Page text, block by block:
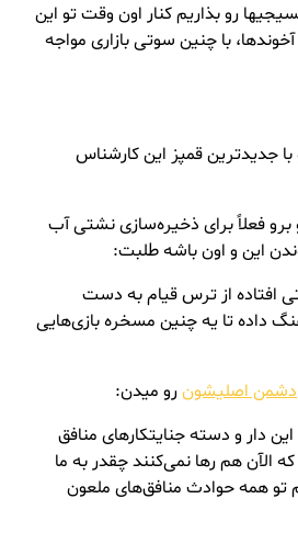
رو بذاریم کنار اون وقت تو این
با چنین سوتی بازاری مواجه
جدیدترین قمپز این کارشناس
فعلاً برای ذخیره‌سازی نشتی آب
این و اون باشه طلبت:
افتاده از ترس قیام به دست
داده تا یه چنین مسخره بازی‌هایی
دشمن اصلیشونرو میدن:
دار و دسته جنایتکارهای منافق
که الآن هم رها نمی‌کنند چقدر به ما
تو همه حوادث منافق‌های ملعون